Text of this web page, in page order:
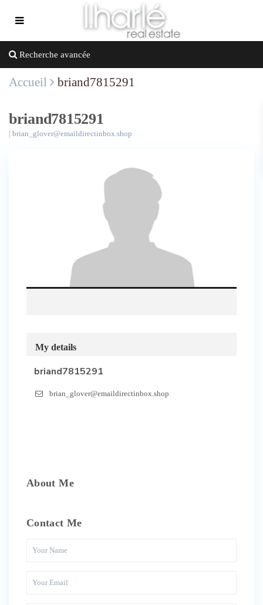
Recherche avancée
Accueil briand7815291
briand7815291
| brian_glover@emaildirectinbox.shop
My details
briand7815291
brian_glover@emaildirectinbox.shop
About Me
Contact Me